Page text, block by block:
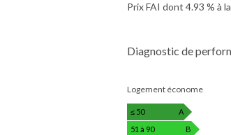
Prix FAI dont 4.93 % à
Diagnostic de
DE
PERFORMANCE
ÉNERGÉTIQUE
Logement économe
≤ 50
A
51 à 90
B